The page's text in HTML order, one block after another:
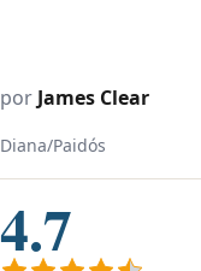
por James Clear
Diana/Paidós
4.7